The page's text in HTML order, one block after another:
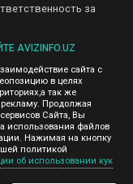
за
ссылается
представлена
Чтобы узнать
Google нажмите тут
AVIZINFO.UZ
сайта с
в целях
так же
Продолжая
Сайта, Вы
использования файлов
Нажимая на кнопку
политикой
об использовании кук